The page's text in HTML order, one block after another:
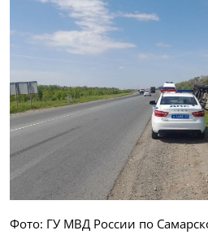
Фото: ГУ МВД России по